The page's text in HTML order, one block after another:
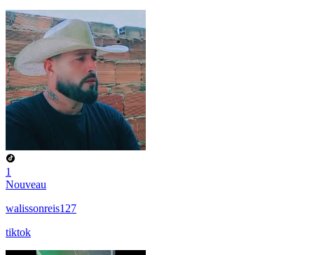
1
Nouveau
walissonreis127
tiktok